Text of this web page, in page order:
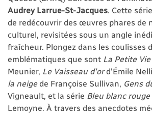
Audrey Larrue-St-Jacques . Cette
de redécouvrir des œuvres phares de
culturel, revisitées sous un angle
fraîcheur. Plongez dans les coulisses
emblématiques que sont La Petite Vie
Meunier, Le Vaisseau d'ord'Émile
la neigede Françoise Sullivan, Gens
Vigneault, et la série Bleu blanc rouge
Lemoyne. À travers des anecdotes